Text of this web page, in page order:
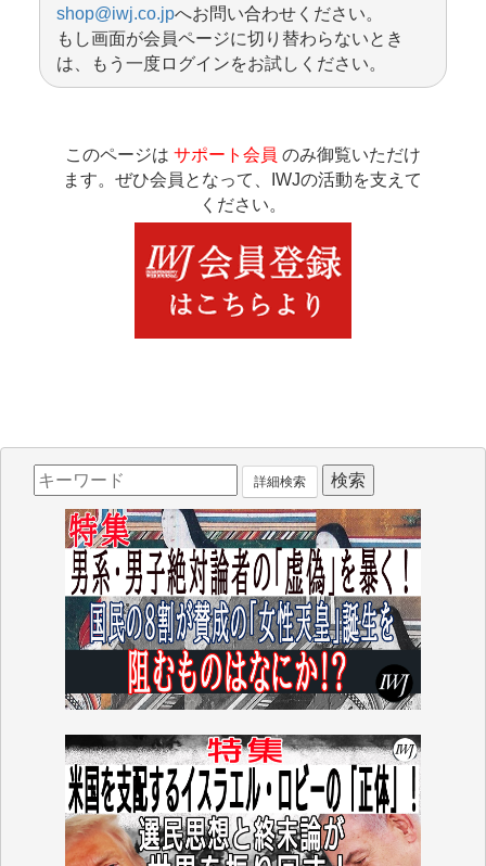
shop@iwj.co.jpへお問い合わせください。
もし画面が会員ページに切り替わらないとき
は、もう一度ログインをお試しください。
このページは サポート会員 のみ御覧いただけ
ます。ぜひ会員となって、IWJの活動を支えて
ください。
詳細検索